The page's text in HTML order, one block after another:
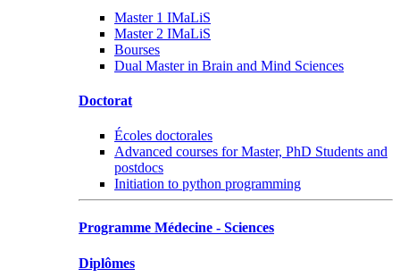
Master 1 IMaLiS
Master 2 IMaLiS
Bourses
Dual Master in Brain and Mind Sciences
Doctorat
Écoles doctorales
Advanced courses for Master, PhD Students and
postdocs
Initiation to python programming
Programme Médecine - Sciences
Diplômes